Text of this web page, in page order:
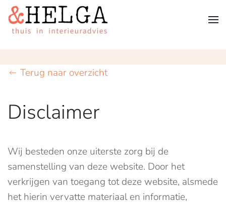
Terug naar overzicht
Disclaimer
Wij besteden onze uiterste zorg bij de
samenstelling van deze website. Door het
verkrijgen van toegang tot deze website, alsmede
het hierin vervatte materiaal en informatie,